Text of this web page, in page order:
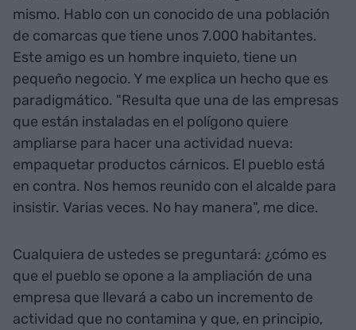
mismo. Hablo con un conocido de una población
de comarcas que tiene unos 7.000 habitantes.
Este amigo es un hombre inquieto, tiene un
pequeño negocio. Y me explica un hecho que es
paradigmático. "Resulta que una de las empresas
que están instaladas en el polígono quiere
ampliarse para hacer una actividad nueva:
empaquetar productos cárnicos. El pueblo está
en contra. Nos hemos reunido con el alcalde para
insistir. Varias veces. No hay manera", me dice.
Cualquiera de ustedes se preguntará: ¿cómo es
que el pueblo se opone a la ampliación de una
empresa que llevará a cabo un incremento de
actividad que no contamina y que, en principio,